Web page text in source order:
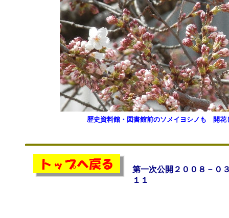
歴史資料館・図書館前のソメイヨシノも 開
第一次公開２００８－０
１１